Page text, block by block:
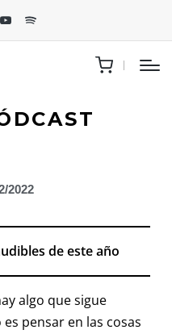
2022
de este año
algo que sigue
pensar en las cosas